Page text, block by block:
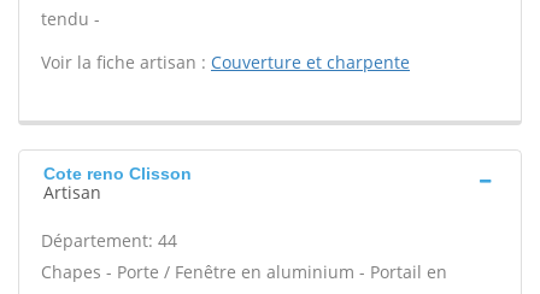
tendu -
Voir la fiche artisan : Couverture et charpente
Cote reno Clisson
Artisan
Département: 44
Chapes - Porte / Fenêtre en aluminium - Portail en